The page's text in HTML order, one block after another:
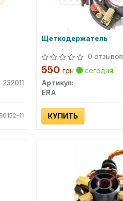
232011
11
Щеткодержатель
0 отзывов
550грн
сегодня
Артикул:
ERA
КУПИТЬ